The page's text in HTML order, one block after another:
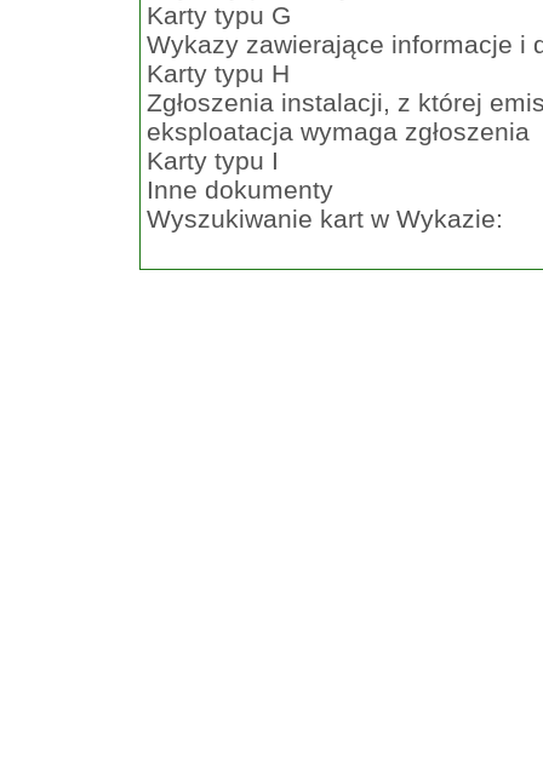
Karty typu G
Wykazy zawierające informacje i
Karty typu H
Zgłoszenia instalacji, z której
eksploatacja wymaga zgłoszenia
Karty typu I
Inne dokumenty
Wyszukiwanie kart w Wykazie: